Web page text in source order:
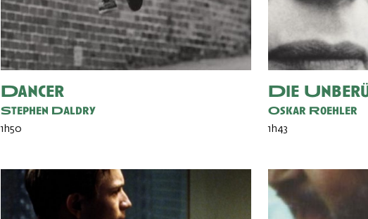
Dancer
Stephen Daldry
1h50
Die
Oskar Roehler
1h43